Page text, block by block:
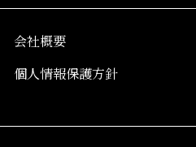
会社概要
個人情報保護方針